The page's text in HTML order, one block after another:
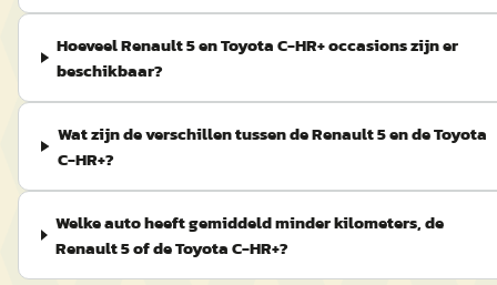
Hoeveel Renault 5 en Toyota C-HR+ occasions zijn er
beschikbaar?
Wat zijn de verschillen tussen de Renault 5 en de Toyota
C-HR+?
Welke auto heeft gemiddeld minder kilometers, de
Renault 5 of de Toyota C-HR+?